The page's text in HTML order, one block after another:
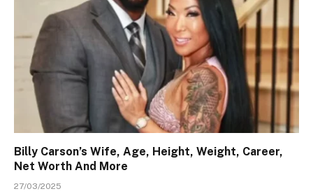
Billy Carson’s Wife, Age, Height, Weight, Career,
Net Worth And More
27/03/2025